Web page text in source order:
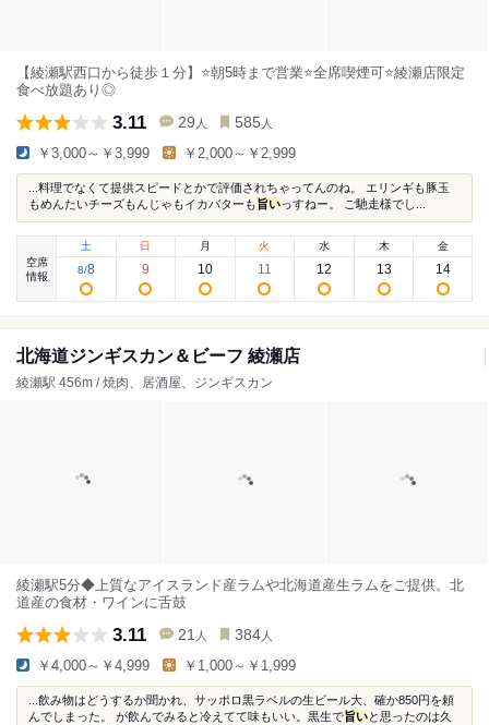
【綾瀬駅西口から徒歩１分】⭐朝5時まで営業⭐全席喫煙可⭐綾瀬店限定
食べ放題あり◎
3.11 29 人 585 人
￥3,000～￥3,999 ￥2,000～￥2,999
...料理でなくて提供スピードとかで評価されちゃってんのね。 エリンギも豚玉
もめんたいチーズもんじゃもイカバターも旨いっすねー。 ご馳走様でし...
空席
情報
土
8/8
日
9
月
10
火
11
水
12
木
13
金
14
北海道ジンギスカン＆ビーフ 綾瀬店
綾瀬駅 456m / 焼肉、居酒屋、ジンギスカン
綾瀬駅5分◆上質なアイスランド産ラムや北海道産生ラムをご提供。北
道産の食材・ワインに舌鼓
3.11 21 人 384 人
￥4,000～￥4,999 ￥1,000～￥1,999
...飲み物はどうするか聞かれ、サッポロ黒ラベルの生ビール大、確か850円を頼
んでしまった。 が飲んでみると冷えてて味もいい。黒生で旨いと思ったのは久